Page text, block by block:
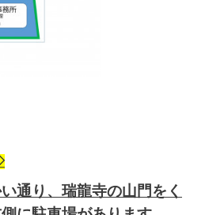
通り、瑞龍寺の山門をく